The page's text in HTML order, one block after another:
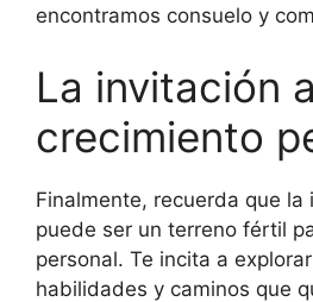
encontramos consuelo y
La invitación
crecimiento
Finalmente, recuerda que la
puede ser un terreno fértil
personal. Te incita a
habilidades y caminos que